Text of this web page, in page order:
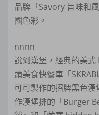
品牌「Savory 旨味和
國色彩。
nnnn
說到漢堡，經典的美
頭美食快餐車「
可可製作的招牌黑色
作漢堡排的「Burger